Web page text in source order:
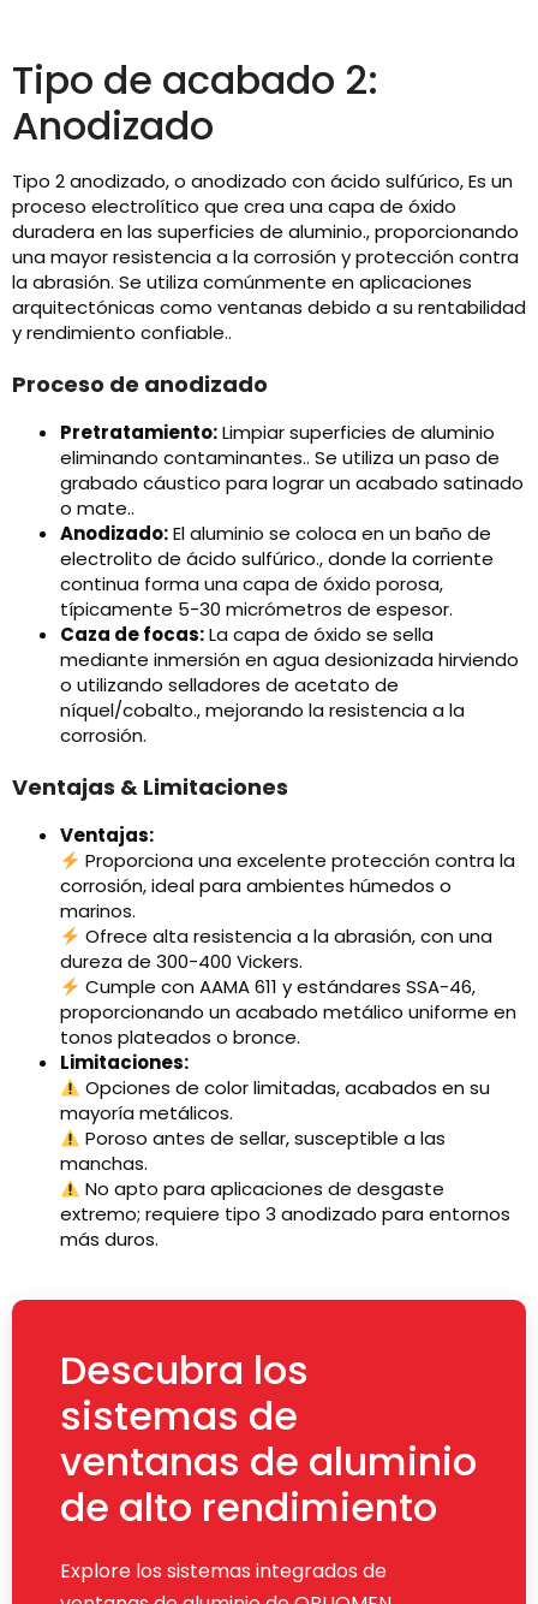
Tipo de acabado 2:
Anodizado
Tipo 2 anodizado, o anodizado con ácido sulfúrico, Es un
proceso electrolítico que crea una capa de óxido
duradera en las superficies de aluminio., proporcionando
una mayor resistencia a la corrosión y protección contra
la abrasión. Se utiliza comúnmente en aplicaciones
arquitectónicas como ventanas debido a su rentabilidad
y rendimiento confiable..
Proceso de anodizado
Pretratamiento:Limpiar superficies de aluminio
eliminando contaminantes.. Se utiliza un paso de
grabado cáustico para lograr un acabado satinado
o mate..
Anodizado:El aluminio se coloca en un baño de
electrolito de ácido sulfúrico., donde la corriente
continua forma una capa de óxido porosa,
típicamente 5-30 micrómetros de espesor.
Caza de focas:La capa de óxido se sella
mediante inmersión en agua desionizada hirviendo
o utilizando selladores de acetato de
níquel/cobalto., mejorando la resistencia a la
corrosión.
Ventajas & Limitaciones
Ventajas:
Proporciona una excelente protección contra la
corrosión, ideal para ambientes húmedos o
marinos.
Ofrece alta resistencia a la abrasión, con una
dureza de 300-400 Vickers.
Cumple con AAMA 611 y estándares SSA-46,
proporcionando un acabado metálico uniforme en
tonos plateados o bronce.
Limitaciones:
Opciones de color limitadas, acabados en su
mayoría metálicos.
Poroso antes de sellar, susceptible a las
manchas.
No apto para aplicaciones de desgaste
extremo; requiere tipo 3 anodizado para entornos
más duros.
Descubra los
sistemas de
ventanas de aluminio
de alto rendimiento
Explore los sistemas integrados de